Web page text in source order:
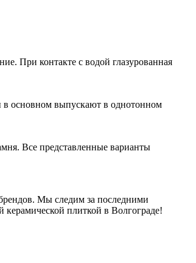
При контакте с водой глазурованная
в основном выпускают в однотонном
Все представленные варианты
Мы следим за последними
плиткой в Волгограде!